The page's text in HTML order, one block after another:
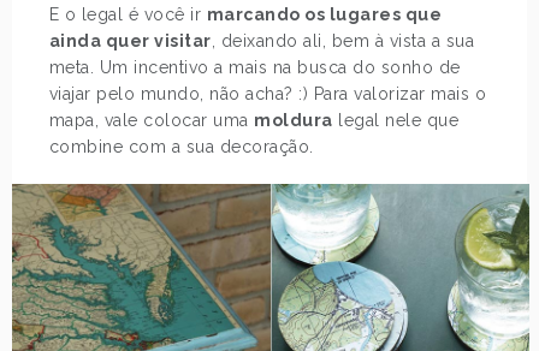
E o legal é você ir marcando os lugares que
ainda quer visitar , deixando ali, bem à vista a sua
meta. Um incentivo a mais na busca do sonho de
viajar pelo mundo, não acha? :) Para valorizar mais o
mapa, vale colocar uma moldura legal nele que
combine com a sua decoração.